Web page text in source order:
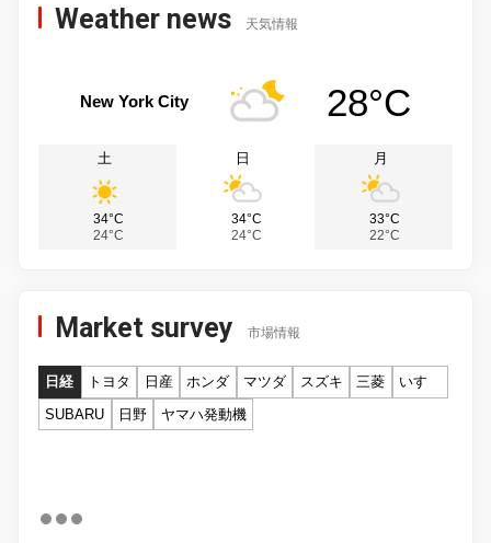
Weather news 天気情報
New York City 28°C
土
34°C
24°C
日
34°C
24°C
月
33°C
22°C
Market survey 市場情報
日経 トヨタ 日産 ホンダ マツダ スズキ 三菱
いすゞ
SUBARU
日野 ヤマハ発動機